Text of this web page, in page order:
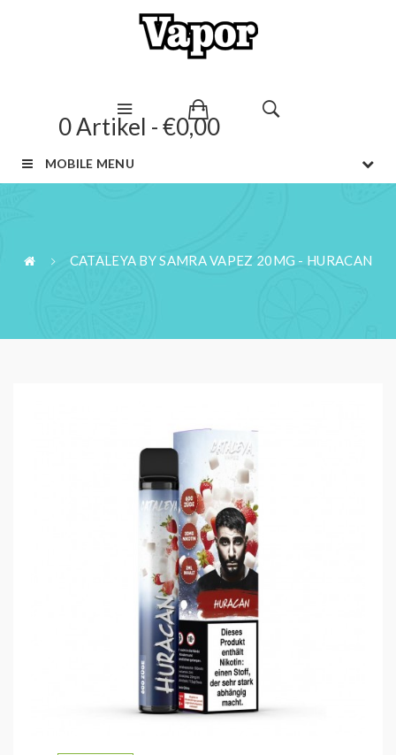
0 Artikel - €0,00
MOBILE MENU
CATALEYA BY SAMRA VAPEZ 20MG - HURACAN